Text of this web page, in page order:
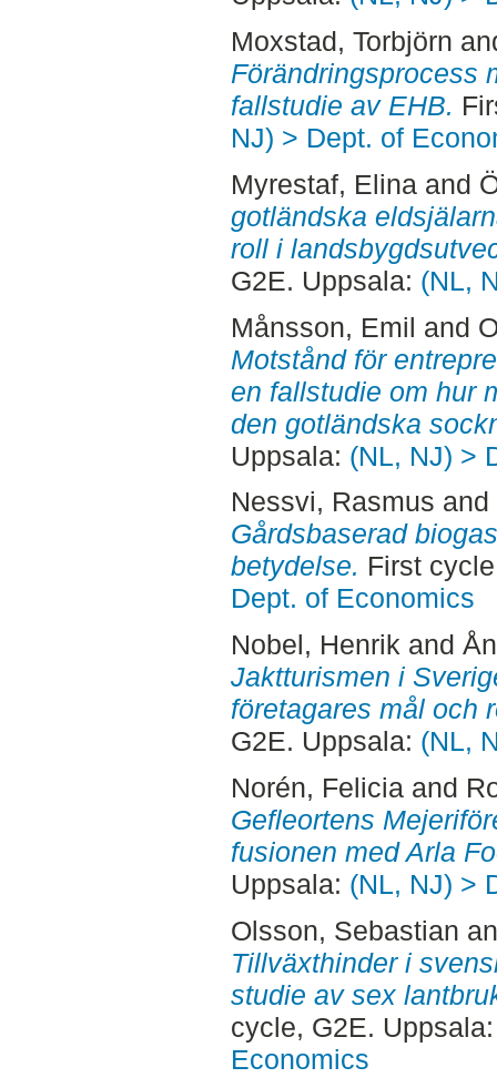
Moxstad, Torbjörn
Förändringsprocess
fallstudie av EHB.
NJ) > Dept. of
Myrestaf, Elinaand
gotländska
roll i
G2E. Uppsala: (NL,
Månsson, Emil and
Motstånd för
en fallstudie om hur
den gotländska
Uppsala: (NL, NJ) >
Nessvi, Rasmus and
Gårdsbaserad
betydelse. First
Dept. of Economics
Nobel, Henrik and
Jaktturismen i
företagares mål och
G2E. Uppsala: (NL,
Norén, Feliciaand
Gefleortens
fusionen med Arla
Uppsala: (NL, NJ) >
Olsson, Sebastian
Tillväxthinder i
studie av sex
cycle, G2E.
Economics